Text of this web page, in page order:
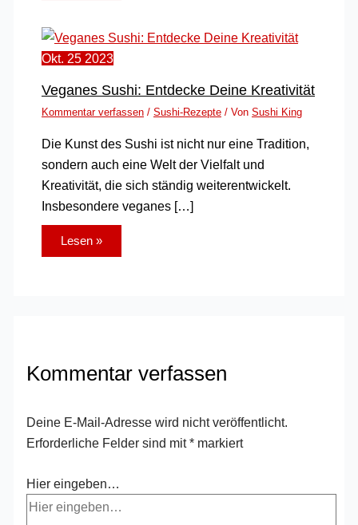
Okt. 25 2023
Veganes Sushi: Entdecke Deine Kreativität
Kommentar verfassen / Sushi-Rezepte/ Von Sushi King
Die Kunst des Sushi ist nicht nur eine Tradition,
sondern auch eine Welt der Vielfalt und
Kreativität, die sich ständig weiterentwickelt.
Insbesondere veganes […]
Lesen »
Kommentar verfassen
Deine E-Mail-Adresse wird nicht veröffentlicht.
Erforderliche Felder sind mit* markiert
Hier eingeben…